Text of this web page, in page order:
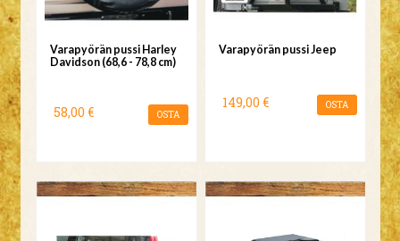
Varapyörän pussi Harley
Davidson (68,6 - 78,8 cm)
58,00 € OSTA
Varapyörän pussi Jeep
149,00 € OSTA